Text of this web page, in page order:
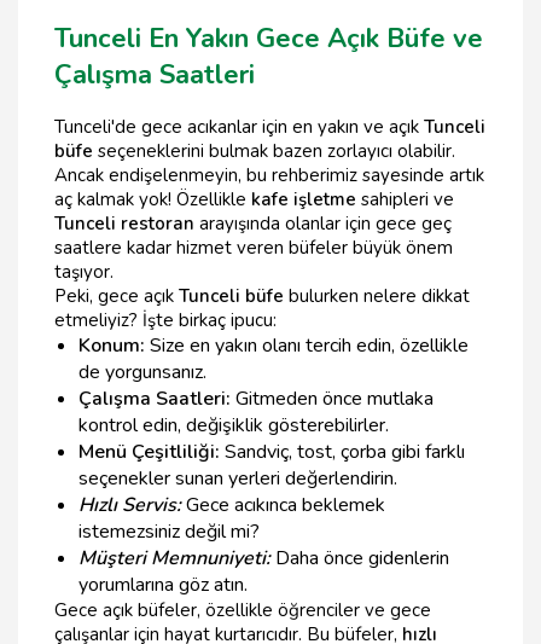
Tunceli En Yakın Gece Açık Büfe ve
Çalışma Saatleri
Tunceli'de gece acıkanlar için en yakın ve açık Tunceli
büfe seçeneklerini bulmak bazen zorlayıcı olabilir.
Ancak endişelenmeyin, bu rehberimiz sayesinde artık
aç kalmak yok! Özellikle kafe işletme sahipleri ve
Tunceli restoran arayışında olanlar için gece geç
saatlere kadar hizmet veren büfeler büyük önem
taşıyor.
Peki, gece açık Tunceli büfe bulurken nelere dikkat
etmeliyiz? İşte birkaç ipucu:
Konum: Size en yakın olanı tercih edin, özellikle
de yorgunsanız.
Çalışma Saatleri: Gitmeden önce mutlaka
kontrol edin, değişiklik gösterebilirler.
Menü Çeşitliliği: Sandviç, tost, çorba gibi farklı
seçenekler sunan yerleri değerlendirin.
Hızlı Servis:Gece acıkınca beklemek
istemezsiniz değil mi?
Müşteri Memnuniyeti:Daha önce gidenlerin
yorumlarına göz atın.
Gece açık büfeler, özellikle öğrenciler ve gece
çalışanlar için hayat kurtarıcıdır. Bu büfeler, hızlı